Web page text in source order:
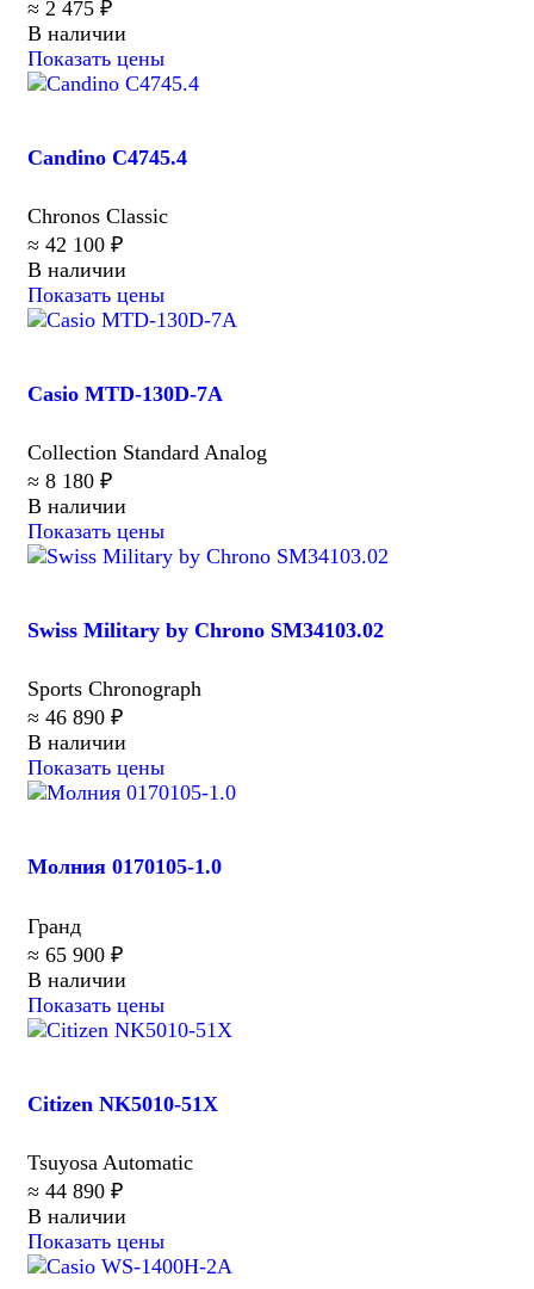
≈ 2 475 ₽
В наличии
Показать цены
Candino C4745.4
Chronos Classic
≈ 42 100 ₽
В наличии
Показать цены
Casio MTD-130D-7A
Collection Standard Analog
≈ 8 180 ₽
В наличии
Показать цены
Swiss Military by Chrono SM34103.02
Sports Chronograph
≈ 46 890 ₽
В наличии
Показать цены
Молния 0170105-1.0
Гранд
≈ 65 900 ₽
В наличии
Показать цены
Citizen NK5010-51X
Tsuyosa Automatic
≈ 44 890 ₽
В наличии
Показать цены